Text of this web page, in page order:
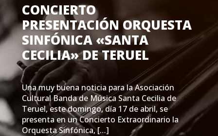
CONCIERTO
PRESENTACIÓN ORQUESTA
SINFÓNICA «SANTA
CECILIA» DE TERUEL
Una muy buena noticia para la Asociación
Cultural Banda de Música Santa Cecilia de
Teruel, este domingo, día 17 de abril, se
presenta en un Concierto Extraordinario la
Orquesta Sinfónica, […]